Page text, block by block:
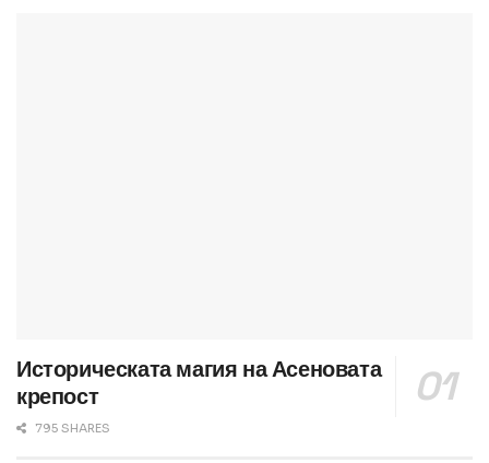
Историческата магия на Асеновата
крепост
795 SHARES